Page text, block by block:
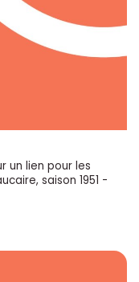
un lien pour les
saison 1951 -